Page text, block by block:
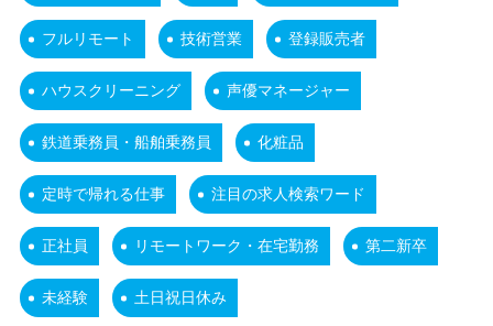
フルリモート 技術営業 登録販売者
ハウスクリーニング 声優マネージャー
鉄道乗務員・船舶乗務員 化粧品
定時で帰れる仕事 注目の求人検索ワード
正社員 リモートワーク・在宅勤務 第二新卒
未経験 土日祝日休み